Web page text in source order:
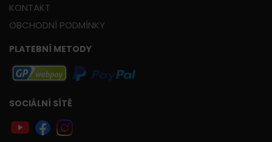
KONTAKT
OBCHODNÍ PODMÍNKY
PLATEBNÍ METODY
SOCIÁLNÍ SÍTĚ